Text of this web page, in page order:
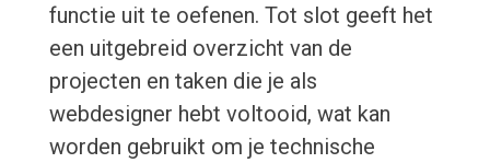
functie uit te oefenen. Tot slot geeft het
een uitgebreid overzicht van de
projecten en taken die je als
webdesigner hebt voltooid, wat kan
worden gebruikt om je technische